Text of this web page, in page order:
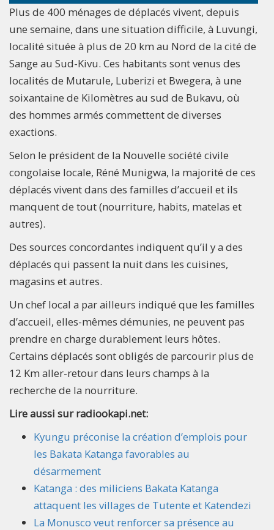
Plus de 400 ménages de déplacés vivent, depuis
une semaine, dans une situation difficile, à Luvungi,
localité située à plus de 20 km au Nord de la cité de
Sange au Sud-Kivu. Ces habitants sont venus des
localités de Mutarule, Luberizi et Bwegera, à une
soixantaine de Kilomètres au sud de Bukavu, où
des hommes armés commettent de diverses
exactions.
Selon le président de la Nouvelle société civile
congolaise locale, Réné Munigwa, la majorité de ces
déplacés vivent dans des familles d’accueil et ils
manquent de tout (nourriture, habits, matelas et
autres).
Des sources concordantes indiquent qu’il y a des
déplacés qui passent la nuit dans les cuisines,
magasins et autres.
Un chef local a par ailleurs indiqué que les familles
d’accueil, elles-mêmes démunies, ne peuvent pas
prendre en charge durablement leurs hôtes.
Certains déplacés sont obligés de parcourir plus de
12 Km aller-retour dans leurs champs à la
recherche de la nourriture.
Lire aussi sur radiookapi.net:
Kyungu préconise la création d’emplois pour
les Bakata Katanga favorables au
désarmement
Katanga : des miliciens Bakata Katanga
attaquent les villages de Tutente et Katendezi
La Monusco veut renforcer sa présence au